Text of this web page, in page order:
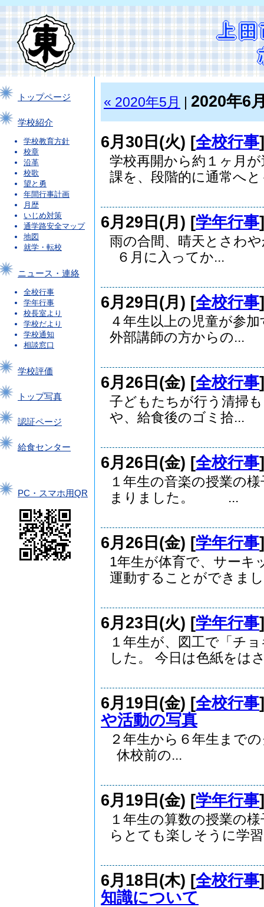
トップページ
学校紹介
学校教育方針
校章
沿革
校歌
望と勇
年間行事計画
月歴
いじめ対策
通学路安全マップ
地図
就学・転校
ニュース・連絡
全校行事
学年行事
校長室より
学校だより
学校通知
相談窓口
学校評価
トップ写真
認証ページ
給食センター
PC・スマホ用QR
« 2020年5月 2020年6
6月30日(火) [全校行事
学校再開から約１ヶ月
課を、段階的に通常へと
6月29日(月) [学年行事
雨の合間、晴天とさわ
６月に入ってか...
6月29日(月) [全校行事
４年生以上の児童が参
外部講師の方からの...
6月26日(金) [全校行事
子どもたちが行う清掃
や、給食後のゴミ拾...
6月26日(金) [全校行事
１年生の音楽の授業の
まりました。 ...
6月26日(金) [学年行事
1年生が体育で、サーキ
運動することができま
6月23日(火) [学年行事
１年生が、図工で「チ
した。 今日は色紙をは
6月19日(金) [全校行事
や活動の写真
２年生から６年生ま
休校前の...
6月19日(金) [学年行事
１年生の算数の授業の
らとても楽しそうに学
6月18日(木) [全校行事
知識について